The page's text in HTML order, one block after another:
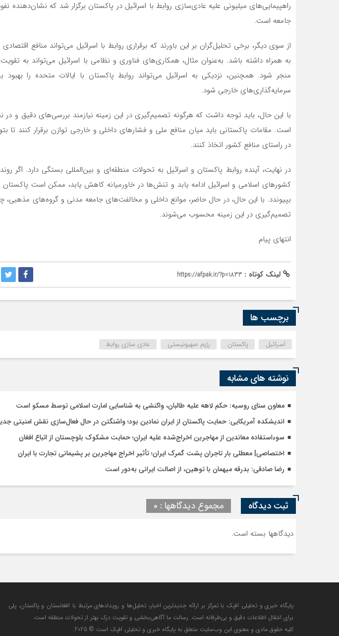
راهپیمایی‌های میلیونی علیه عادی‌سازی روابط با اسرائیل در پاکستان برگزار شد که نشان‌دهنده
جامعه است.
از سوی دیگر، برخی تحلیل‌گران بر این باورند که برقراری روابط با اسرائیل می‌تواند منافع
به همراه داشته باشد. به‌عنوان مثال، همکاری‌های فناوری و نظامی با اسرائیل می‌تواند به
منجر شود. همچنین، نزدیکی به اسرائیل می‌تواند روابط پاکستان با ایالات متحده را
سرمایه‌گذاری‌های خارجی شود.
با این حال، باید توجه داشت که هرگونه تصمیم‌گیری در این زمینه نیازمند بررسی‌های دقیق و
است. مقامات پاکستانی باید میان منافع ملی و فشارهای داخلی و خارجی توازن برقرار کنند تا
در راستای منافع کشور اتخاذ کنند.
در نهایت، آینده روابط پاکستان و اسرائیل به تحولات منطقه‌ای و بین‌المللی بستگی دارد. اگر
کشورهای اسلامی و اسرائیل ادامه یابد و تنش‌ها در خاورمیانه کاهش یابد، ممکن است پاکستان
بپیوندد. با این حال، در حال حاضر، موانع داخلی و مخالفت‌های جامعه مدنی و گروه‌های مذهبی،
تصمیم‌گیری در این زمینه محسوب می‌شوند.
انتهای پیام
لینک کوتاه : https://afpak.ir/?p=1833
برچسب ها
اسرائیل پاکستان رژیم صهیونیستی عادی سازی روابط
نوشته های مشابه
معاون سنای روسیه: حکم لاهه علیه طالبان، واکنشی به شناسایی امارت اسلامی توسط مسکو است
اندیشکده آمریکایی: حمایت پاکستان از ایران نمادین بود؛ واشنگتن در حال فعال‌سازی نقش امنیتی
سوءاستفاده معاندین از مهاجرین اخراج‌شده علیه ایران؛ حمایت مشکوک بلوچستان از اتباع افغان
اختصاصی| معطلی بار تاجران پشت گمرک ایران؛ تأثیر اخراج مهاجرین بر پشیمانی تجارت با ایران
رضا صادقی: بدرقه میهمان با توهین، از اصالت ایرانی به‌دور است
ثبت دیدگاه مجموع دیدگاهها : 0
دیدگاهها بسته است.
پایگاه خبری و تحلیلی افپک با تمرکز بر ارائه جدیدترین اخبار، تحلیل‌ها و رویدادهای مرتبط با افغانستان و پاکستان، پلی
برای انتقال اطلاعات دقیق و بی‌طرفانه است. رسالت ما آگاهی‌بخشی و تقویت درک بهتر از تحولات منطقه است.
کلیه حقوق مادی و معنوی این وب‌سایت متعلق به پایگاه خبری و تحلیلی افپک است © 2025.